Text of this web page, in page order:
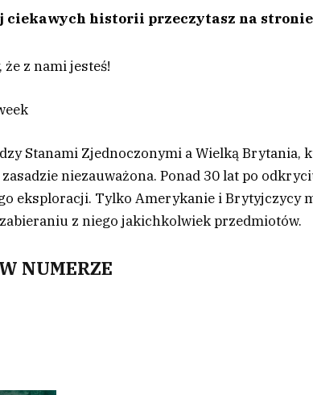
ciekawych historii przeczytasz na stronie
z nami jesteś!
Stanami Zjednoczonymi a Wielką Brytania,
zasadzie niezauważona. Ponad 30 lat po
eksploracji. Tylko Amerykanie i Brytyjczycy
z niego jakichkolwiek przedmiotów.
NUMERZE